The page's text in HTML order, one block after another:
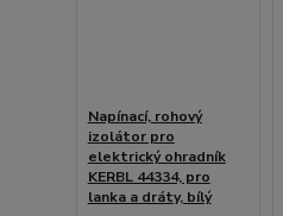
Napínací, rohový
izolátor pro
elektrický ohradník
KERBL 44334, pro
lanka a dráty, bílý